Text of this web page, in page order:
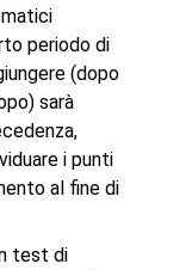
periodo di
(dopo
sarà
i punti
al fine di
test di